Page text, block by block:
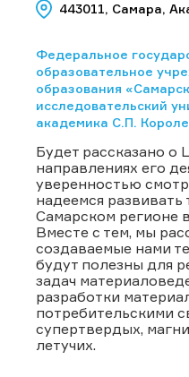
443011, Самара,
Федеральное
образовательное
образования
исследовательский
академика С.П.
Будет рассказано о
направлениях его
уверенностью
надеемся развивать
Самарском регионе
Вместе с тем, мы
создаваемые нами
будут полезны для
задач
разработки
потребительскими
супертвердых,
летучих.